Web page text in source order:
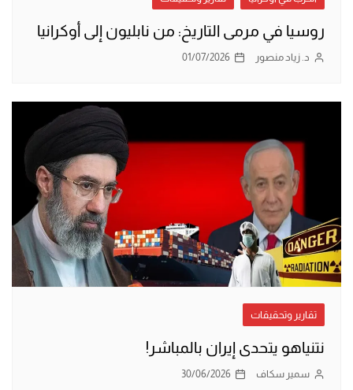
روسيا في مرمى التاريخ: من نابليون إلى أوكرانيا
د. زياد منصور 01/07/2026
تقارير وتحقيقات
نتنياهو يتحدى إيران بالمباشر!
سمير سكاف 30/06/2026